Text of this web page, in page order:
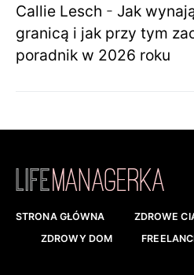
Callie Lesch - Jak
granicą i jak przy tym
poradnik w 2026 roku
STRONA GŁÓWNA ZDROWE
ZDROWY DOM